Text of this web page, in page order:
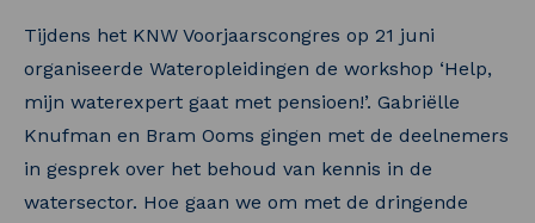
Tijdens het KNW Voorjaarscongres op 21 juni
organiseerde Wateropleidingen de workshop ‘Help,
mijn waterexpert gaat met pensioen!’. Gabriëlle
Knufman en Bram Ooms gingen met de deelnemers
in gesprek over het behoud van kennis in de
watersector. Hoe gaan we om met de dringende